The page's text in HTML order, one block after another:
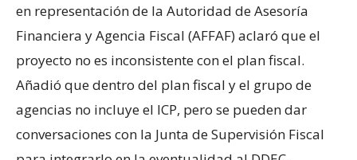
en representación de la Autoridad de Asesoría
Financiera y Agencia Fiscal (AFFAF) aclaró que el
proyecto no es inconsistente con el plan fiscal.
Añadió que dentro del plan fiscal y el grupo de
agencias no incluye el ICP, pero se pueden dar
conversaciones con la Junta de Supervisión Fiscal